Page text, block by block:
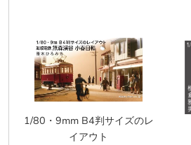
1/80・9mm B4判サイズのレ
イアウト